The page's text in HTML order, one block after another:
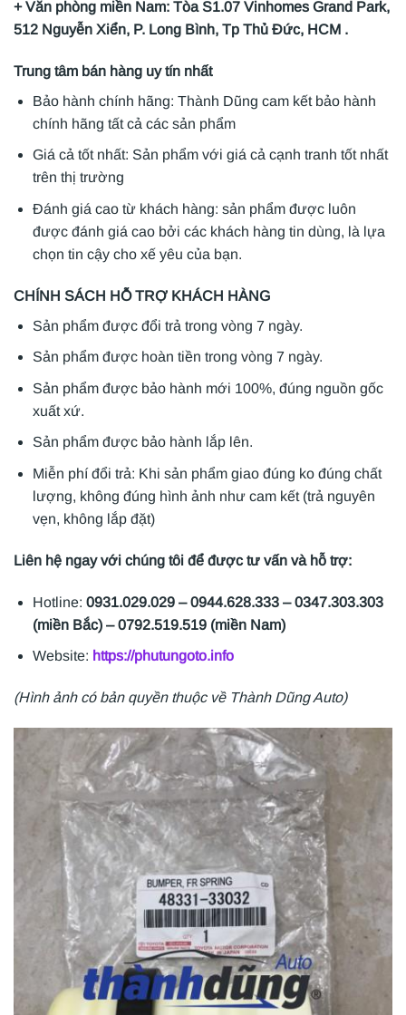
+ Văn phòng miền Nam: Tòa S1.07 Vinhomes Grand Park,
512 Nguyễn Xiển, P. Long Bình, Tp Thủ Đức, HCM .
Trung tâm bán hàng uy tín nhất
Bảo hành chính hãng: Thành Dũng cam kết bảo hành
chính hãng tất cả các sản phẩm
Giá cả tốt nhất: Sản phẩm với giá cả cạnh tranh tốt nhất
trên thị trường
Đánh giá cao từ khách hàng: sản phẩm được luôn
được đánh giá cao bởi các khách hàng tin dùng, là lựa
chọn tin cậy cho xế yêu của bạn.
CHÍNH SÁCH HỖ TRỢ KHÁCH HÀNG
Sản phẩm được đổi trả trong vòng 7 ngày.
Sản phẩm được hoàn tiền trong vòng 7 ngày.
Sản phẩm được bảo hành mới 100%, đúng nguồn gốc
xuất xứ.
Sản phẩm được bảo hành lắp lên.
Miễn phí đổi trả: Khi sản phẩm giao đúng ko đúng chất
lượng, không đúng hình ảnh như cam kết (trả nguyên
vẹn, không lắp đặt)
Liên hệ ngay với chúng tôi để được tư vấn và hỗ trợ:
Hotline: 0931.029.029 – 0944.628.333 – 0347.303.303
(miền Bắc) – 0792.519.519 (miền Nam)
Website: https://phutungoto.info
(Hình ảnh có bản quyền thuộc về Thành Dũng Auto)